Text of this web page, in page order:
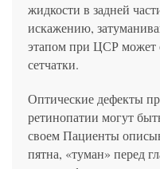
жидкости в задней
искажению,
этапом при ЦСР может
сетчатки.
Оптические дефекты
ретинопатии могут
своем Пациенты
пятна, «туман» перед